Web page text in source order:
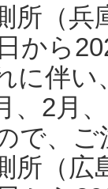
所（
から
に伴い
、2月
で、
所（